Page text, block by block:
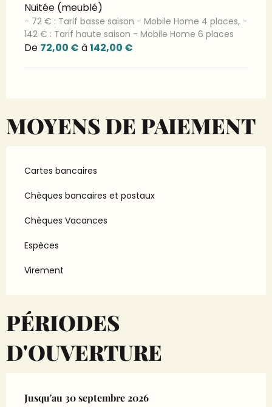
Nuitée (meublé)
- 72 € : Tarif basse saison - Mobile Home 4 places, -
142 € : Tarif haute saison - Mobile Home 6 places
De 72,00 € à142,00 €
MOYENS DE PAIEMENT
Cartes bancaires
Chèques bancaires et postaux
Chèques Vacances
Espèces
Virement
PÉRIODES
D'OUVERTURE
Du1 avril 2026au30 septembre 2026
Jusqu'au 30 septembre 2026